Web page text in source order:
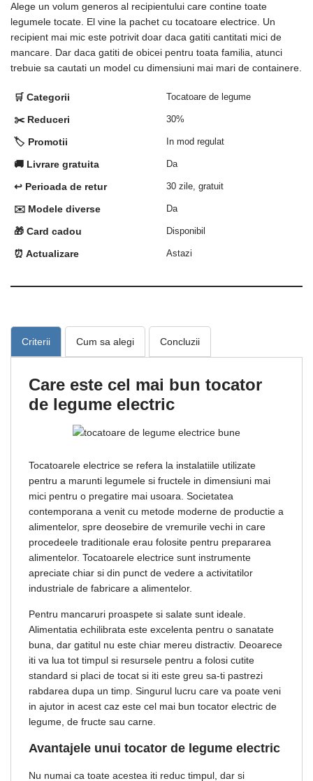
Alege un volum generos al recipientului care contine toate
legumele tocate. El vine la pachet cu tocatoare electrice. Un
recipient mai mic este potrivit doar daca gatiti cantitati mici de
mancare. Dar daca gatiti de obicei pentru toata familia, atunci
trebuie sa cautati un model cu dimensiuni mai mari de containere.
🛒 Categorii Tocatoare de legume
✂️ Reduceri 30%
🏷️ Promotii In mod regulat
🚚 Livrare gratuita Da
↩️ Perioada de retur 30 zile, gratuit
✉️ Modele diverse Da
🎁 Card cadou Disponibil
⏰ Actualizare Astazi
Criterii Cum sa alegi Concluzii
Care este cel mai bun tocator
de legume electric
Tocatoarele electrice se refera la instalatiile utilizate
pentru a marunti legumele si fructele in dimensiuni mai
mici pentru o pregatire mai usoara. Societatea
contemporana a venit cu metode moderne de productie a
alimentelor, spre deosebire de vremurile vechi in care
procedeele traditionale erau folosite pentru prepararea
alimentelor. Tocatoarele electrice sunt instrumente
apreciate chiar si din punct de vedere a activitatilor
industriale de fabricare a alimentelor.
Pentru mancaruri proaspete si salate sunt ideale.
Alimentatia echilibrata este excelenta pentru o sanatate
buna, dar gatitul nu este chiar mereu distractiv. Deoarece
iti va lua tot timpul si resursele pentru a folosi cutite
standard si placi de tocat si iti este greu sa-ti pastrezi
rabdarea dupa un timp. Singurul lucru care va poate veni
in ajutor in acest caz este cel mai bun tocator electric de
legume, de fructe sau carne.
Avantajele unui tocator de legume electric
Nu numai ca toate acestea iti reduc timpul, dar si